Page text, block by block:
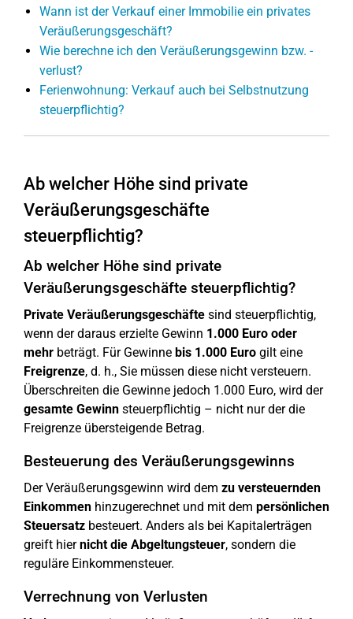
Wann ist der Verkauf einer Immobilie ein privates
Veräußerungsgeschäft?
Wie berechne ich den Veräußerungsgewinn bzw. -
verlust?
Ferienwohnung: Verkauf auch bei Selbstnutzung
steuerpflichtig?
Ab welcher Höhe sind private
Veräußerungsgeschäfte
steuerpflichtig?
Ab welcher Höhe sind private
Veräußerungsgeschäfte steuerpflichtig?
Private Veräußerungsgeschäfte sind steuerpflichtig,
wenn der daraus erzielte Gewinn 1.000 Euro oder
mehr beträgt. Für Gewinne bis 1.000 Euro gilt eine
Freigrenze, d. h., Sie müssen diese nicht versteuern.
Überschreiten die Gewinne jedoch 1.000 Euro, wird der
gesamte Gewinn steuerpflichtig – nicht nur der die
Freigrenze übersteigende Betrag.
Besteuerung des Veräußerungsgewinns
Der Veräußerungsgewinn wird dem zu versteuernden
Einkommen hinzugerechnet und mit dem persönlichen
Steuersatz besteuert. Anders als bei Kapitalerträgen
greift hiernicht die Abgeltungsteuer, sondern die
reguläre Einkommensteuer.
Verrechnung von Verlusten